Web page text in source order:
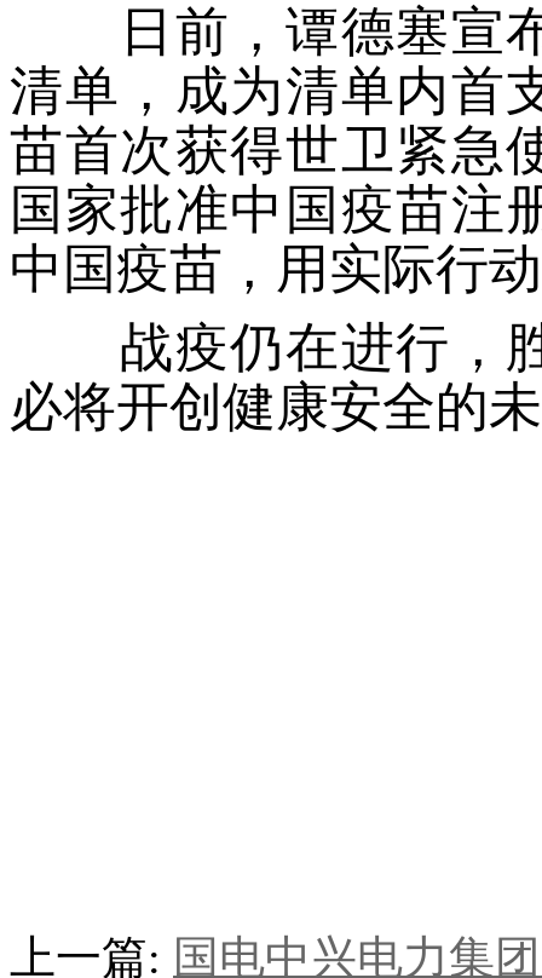
日前，谭德塞宣布
清单，成为清单内首
苗首次获得世卫紧急
国家批准中国疫苗注
中国疫苗，用实际行
战疫仍在进行，胜
必将开创健康安全的
上一篇: 国电中兴电力集